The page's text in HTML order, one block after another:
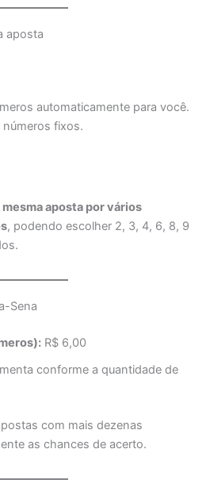
aposta
automaticamente para você.
números fixos.
mesma aposta por vários
, podendo escolher 2, 3, 4, 6, 8, 9
Sena
R$ 6,00
conforme a quantidade de
com mais dezenas
as chances de acerto.